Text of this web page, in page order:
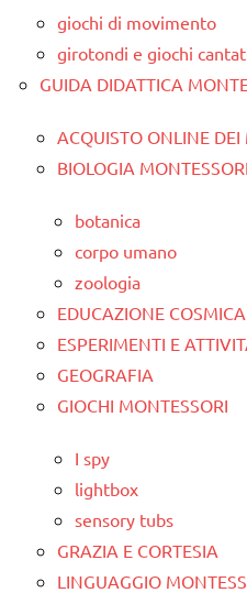
giochi di movimento
girotondi e giochi
GUIDA DIDATTICA
ACQUISTO ONLINE
BIOLOGIA MONTESSORI
botanica
corpo umano
zoologia
EDUCAZIONE COSMICA
ESPERIMENTI E
GEOGRAFIA
GIOCHI MONTESSORI
I spy
lightbox
sensory tubs
GRAZIA E CORTESIA
LINGUAGGIO